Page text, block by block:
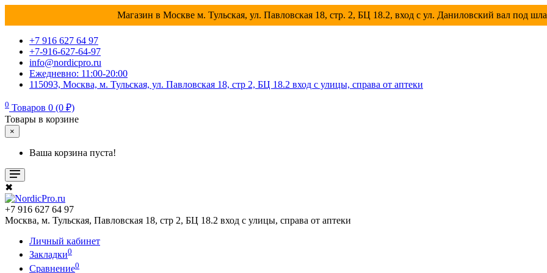
Магазин в Москве м. Тульская, ул. Павловская 18, стр. 2, БЦ 18.2, вход с ул. Даниловский вал под
+7 916 627 64 97
+7-916-627-64-97
info@nordicpro.ru
Ежедневно: 11:00-20:00
115093, Москва, м. Тульская, ул. Павловская 18, стр 2, БЦ 18.2 вход с улицы, справа от аптеки
0 Товаров 0 (0 ₽)
Товары в корзине
×
Ваша корзина пуста!
✖
+7 916 627 64 97
Москва, м. Тульская, Павловская 18, стр 2, БЦ 18.2 вход с улицы, справа от аптеки
Личный кабинет
Закладки0
Сравнение0